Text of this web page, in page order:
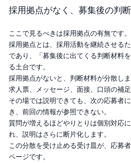
採用拠点がなく、募集後の判
ここで見るべきは採用拠点の有無です。
採用拠点とは、採用活動を継続させる
であり、「募集後に出てくる判断材料
る土台です。
採用拠点がないと、判断材料が分散しま
求人票、メッセージ、面接、口頭の補足
その場では説明できても、次の応募者
き、前回の情報が参照できない。
質問が増えるほどやりとりは個別対応
れ、説明はさらに断片化します。
この分散を受け止める受け皿が、応募
ページです。